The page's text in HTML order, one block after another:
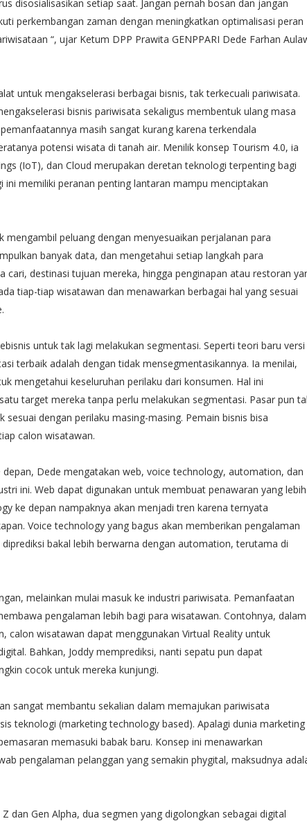
disosialisasikan setiap saat. Jangan pernah bosan dan jangan
perkembangan zaman dengan meningkatkan optimalisasi peran
“, ujar Ketum DPP Prawita GENPPARI Dede Farhan
untuk mengakselerasi berbagai bisnis, tak terkecuali pariwisata.
bisnis pariwisata sekaligus membentuk ulang masa
masih sangat kurang karena terkendala
potensi wisata di tanah air. Menilik konsep Tourism 4.0, ia
(IoT), dan Cloud merupakan deretan teknologi terpenting bagi
memiliki peranan penting lantaran mampu menciptakan
peluang dengan menyesuaikan perjalanan para
banyak data, dan mengetahui setiap langkah para
cari, destinasi tujuan mereka, hingga penginapan atau restoran
tiap-tiap wisatawan dan menawarkan berbagai hal yang sesuai
untuk tak lagi melakukan segmentasi. Seperti teori baru versi
terbaik adalah dengan tidak mensegmentasikannya. Ia menilai,
mengetahui keseluruhan perilaku dari konsumen. Hal ini
target mereka tanpa perlu melakukan segmentasi. Pasar pun
dengan perilaku masing-masing. Pemain bisnis bisa
calon wisatawan.
Dede mengatakan web, voice technology, automation, dan
ini. Web dapat digunakan untuk membuat penawaran yang lebih
ke depan nampaknya akan menjadi tren karena ternyata
Voice technology yang bagus akan memberikan pengalaman
bakal lebih berwarna dengan automation, terutama di
melainkan mulai masuk ke industri pariwisata. Pemanfaatan
pengalaman lebih bagi para wisatawan. Contohnya, dalam
calon wisatawan dapat menggunakan Virtual Reality untuk
Bahkan, Joddy memprediksi, nanti sepatu pun dapat
cocok untuk mereka kunjungi.
sangat membantu sekalian dalam memajukan pariwisata
teknologi (marketing technology based). Apalagi dunia marketing
memasuki babak baru. Konsep ini menawarkan
pengalaman pelanggan yang semakin phygital, maksudnya
dan Gen Alpha, dua segmen yang digolongkan sebagai digital